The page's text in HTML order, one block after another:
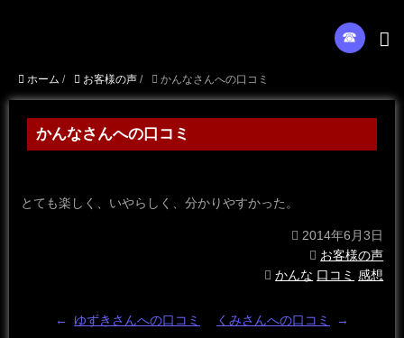
☎︎
ホーム / お客様の声 / かんなさんへの口コミ
かんなさんへの口コミ
とても楽しく、いやらしく、分かりやすかった。
2014年6月3日
お客様の声
かんな 口コミ 感想
← ゆずきさんへの口コミ くみさんへの口コミ →